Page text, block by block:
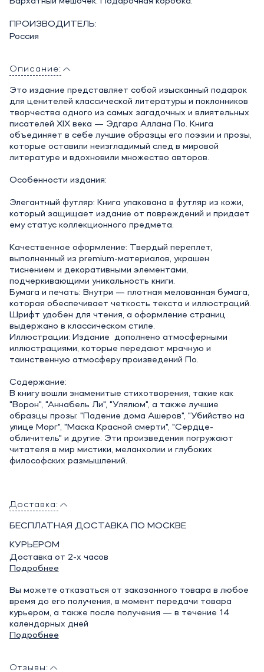
ПРОИЗВОДИТЕЛЬ:
Россия
Описание:
Это издание представляет собой изысканный подарок
для ценителей классической литературы и поклонников
творчества одного из самых загадочных и влиятельных
писателей XIX века — Эдгара Аллана По. Книга
объединяет в себе лучшие образцы его поэзии и прозы,
которые оставили неизгладимый след в мировой
литературе и вдохновили множество авторов.
Особенности издания:
Элегантный футляр: Книга упакована в футляр из кожи,
который защищает издание от повреждений и придает
ему статус коллекционного предмета.
Качественное оформление: Твердый переплет,
выполненный из premium-материалов, украшен
тиснением и декоративными элементами,
подчеркивающими уникальность книги.
Бумага и печать: Внутри — плотная мелованная бумага,
которая обеспечивает четкость текста и иллюстраций.
Шрифт удобен для чтения, а оформление страниц
выдержано в классическом стиле.
Иллюстрации: Издание дополнено атмосферными
иллюстрациями, которые передают мрачную и
таинственную атмосферу произведений По.
Содержание:
В книгу вошли знаменитые стихотворения, такие как
"Ворон", "Аннабель Ли", "Улялюм", а также лучшие
образцы прозы: "Падение дома Ашеров", "Убийство на
улице Морг", "Маска Красной смерти", "Сердце-
обличитель" и другие. Эти произведения погружают
читателя в мир мистики, меланхолии и глубоких
философских размышлений.
Доставка:
БЕСПЛАТНАЯ ДОСТАВКА ПО МОСКВЕ
КУРЬЕРОМ
Доставка от 2-х часов
Подробнее
Вы можете отказаться от заказанного товара в любое
время до его получения, в момент передачи товара
курьером, а также после получения — в течение 14
календарных дней
Подробнее
Отзывы: